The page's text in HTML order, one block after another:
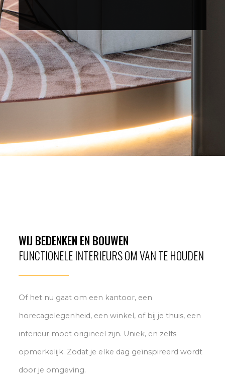
WIJ BEDENKEN EN BOUWEN
FUNCTIONELE INTERIEURS OM VAN TE HOUDEN
Of het nu gaat om een kantoor, een
horecagelegenheid, een winkel, of bij je thuis, een
interieur moet origineel zijn. Uniek, en zelfs
opmerkelijk. Zodat je elke dag geïnspireerd wordt
door je omgeving.